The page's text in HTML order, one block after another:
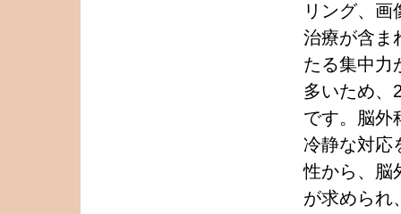
リング、
治療が含ま
たる集中力
多いため、
です。脳外
冷静な対応
性から、脳
が求められ